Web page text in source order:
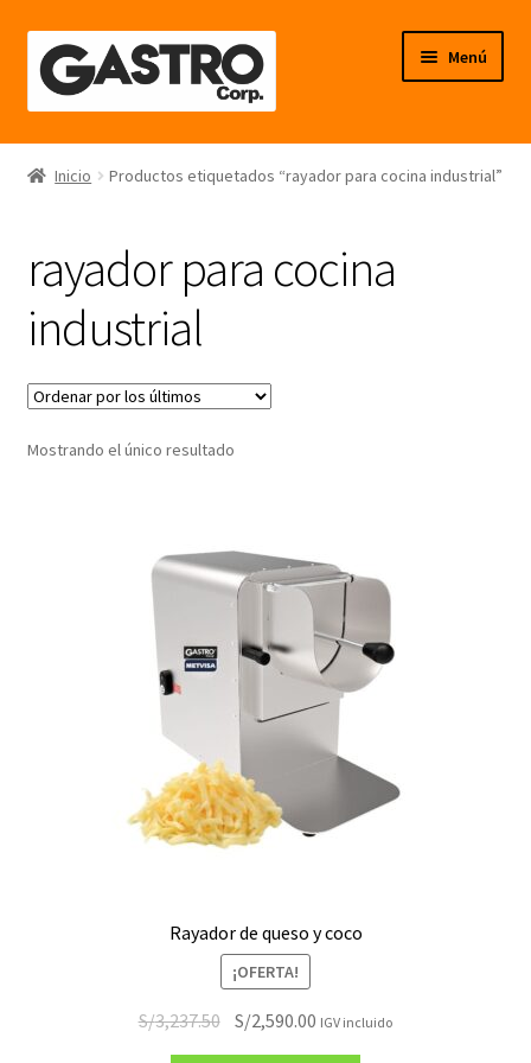
al
contenido
Menú
Línea Frío
Línea Neutro
Línea Balanzas
Línea Carpintería Metálica
Línea Fibra de Vidrio
Inicio Productos etiquetados “rayador para cocina industrial”
rayador para cocina
industrial
Mostrando el único resultado
Rayador de queso y coco
¡OFERTA!
S/3,237.50 ElS/2,590.00 El
IGV incluido